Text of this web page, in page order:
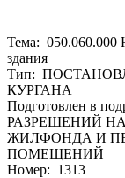
Тема:
здания
Тип:
КУРГАНА
Подготовлен в
РАЗРЕШЕНИЙ
ЖИЛФОНДА И
ПОМЕЩЕНИЙ
Номер: 1313